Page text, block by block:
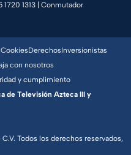
1720 1313 | Conmutador
Todos los derechos reservados,
DerechosInversionistas
con nosotros
y cumplimiento
de Televisión Azteca III y